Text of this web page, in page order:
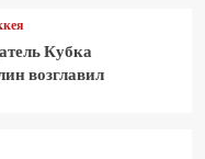
Кубка
возглавил